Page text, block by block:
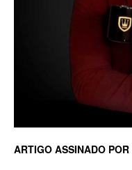
ARTIGO ASSINADO